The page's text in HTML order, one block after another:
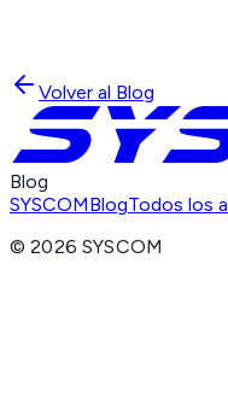
Volver al Blog
Blog
SYSCOMBlogTodos los
©2026 SYSCOM